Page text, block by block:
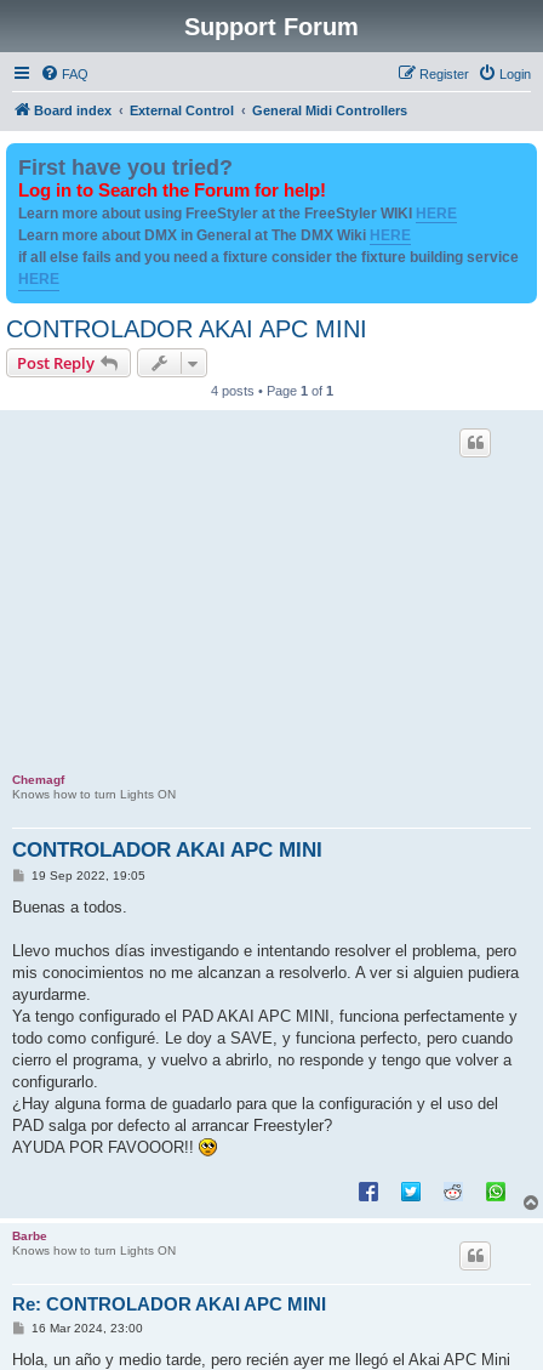
Support Forum
FAQ Login
Register
Board index External Control General Midi Controllers
First have you tried?
Log in to Search the Forum for help!
Learn more about using FreeStyler at the FreeStyler WIKI HERE
Learn more about DMX in General at The DMX Wiki HERE
if all else fails and you need a fixture consider the fixture building service
HERE
CONTROLADOR AKAI APC MINI
Post Reply
4 posts • Page 1 of 1
Chemagf
Knows how to turn Lights ON
CONTROLADOR AKAI APC MINI
P
s
19 Sep 2022, 19:05
Buenas a todos.
Llevo muchos días investigando e intentando resolver el problema, pero
mis conocimientos no me alcanzan a resolverlo. A ver si alguien pudiera
ayurdarme.
Ya tengo configurado el PAD AKAI APC MINI, funciona perfectamente y
todo como configuré. Le doy a SAVE, y funciona perfecto, pero cuando
cierro el programa, y vuelvo a abrirlo, no responde y tengo que volver a
configurarlo.
¿Hay alguna forma de guadarlo para que la configuración y el uso del
PAD salga por defecto al arrancar Freestyler?
AYUDA POR FAVOOOR!!
Barbe
Knows how to turn Lights ON
Re: CONTROLADOR AKAI APC MINI
P
s
16 Mar 2024, 23:00
Hola, un año y medio tarde, pero recién ayer me llegó el Akai APC Mini